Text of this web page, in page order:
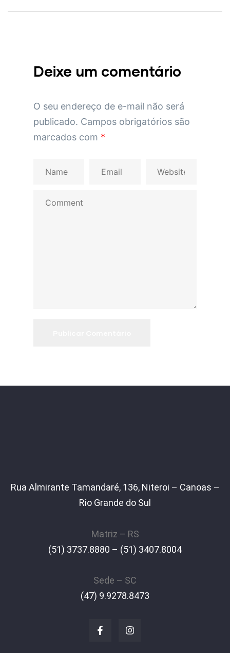
Deixe um comentário
O seu endereço de e-mail não será
publicado. Campos obrigatórios são
marcados com *
Rua Almirante Tamandaré, 136, Niteroi – Canoas –
Rio Grande do Sul
Matriz – RS
(51) 3737.8880 – (51) 3407.8004
Sede – SC
(47) 9.9278.8473